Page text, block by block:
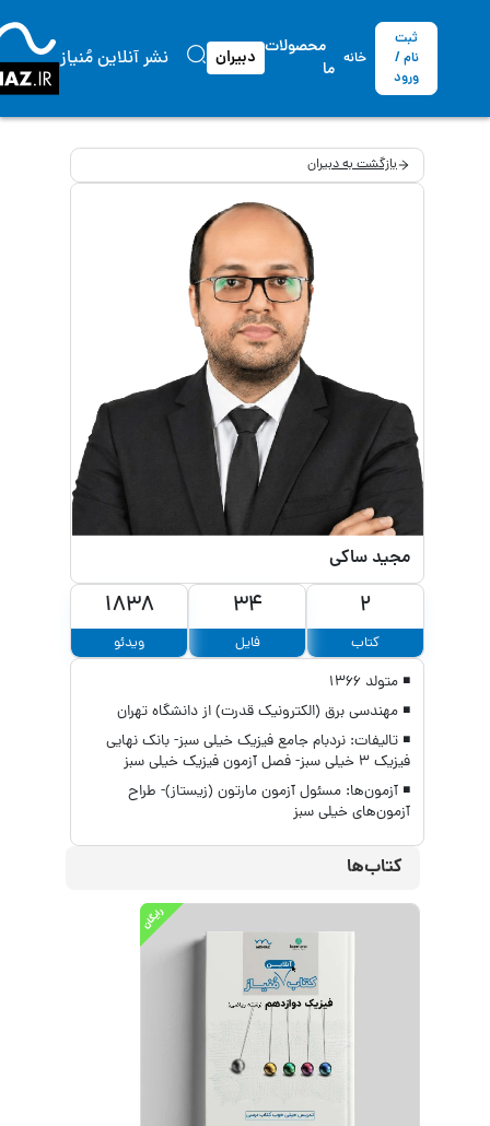
ثبت
نام /
ورود
خانه
محصولات
ما
دبیران نشر آنلاین مُنیاز
بازگشت به دبیران
مجید ساکی
2
کتاب
34
فایل
1838
ویدئو
◾ متولد ۱۳۶۶
◾ مهندسی برق (الکترونیک قدرت) از دانشگاه تهران
◾ تالیفات: نردبام جامع فیزیک خیلی سبز- بانک نهایی
فیزیک ۳ خیلی سبز- فصل آزمون فیزیک خیلی سبز
◾ آزمون‌ها: مسئول آزمون مارتون (زیستاز)- طراح
آزمون‌های خیلی سبز
کتاب‌ها